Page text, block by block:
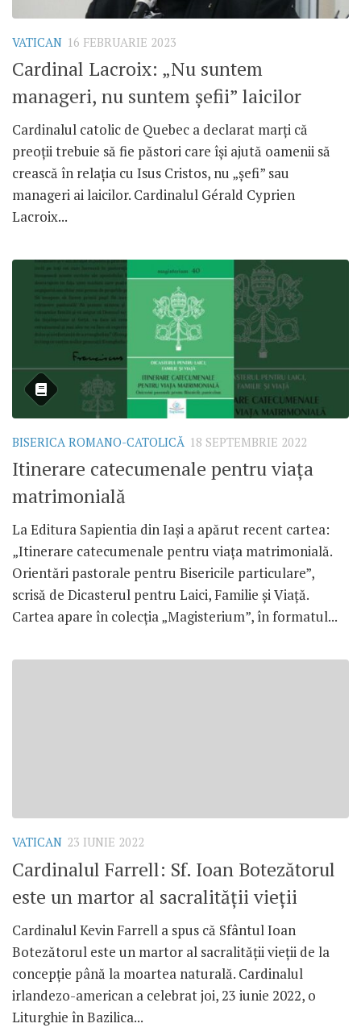
VATICAN 16 FEBRUARIE 2023
Cardinal Lacroix: „Nu suntem
manageri, nu suntem șefii” laicilor
Cardinalul catolic de Quebec a declarat marți că
preoții trebuie să fie păstori care își ajută oamenii să
crească în relația cu Isus Cristos, nu „șefi” sau
manageri ai laicilor. Cardinalul Gérald Cyprien
Lacroix...
BISERICA ROMANO-CATOLICĂ 18 SEPTEMBRIE 2022
Itinerare catecumenale pentru viața
matrimonială
La Editura Sapientia din Iași a apărut recent cartea:
„Itinerare catecumenale pentru viața matrimonială.
Orientări pastorale pentru Bisericile particulare”,
scrisă de Dicasterul pentru Laici, Familie și Viață.
Cartea apare în colecția „Magisterium”, în formatul...
VATICAN 23 IUNIE 2022
Cardinalul Farrell: Sf. Ioan Botezătorul
este un martor al sacralității vieții
Cardinalul Kevin Farrell a spus că Sfântul Ioan
Botezătorul este un martor al sacralității vieții de la
concepție până la moartea naturală. Cardinalul
irlandezo-american a celebrat joi, 23 iunie 2022, o
Liturghie în Bazilica...